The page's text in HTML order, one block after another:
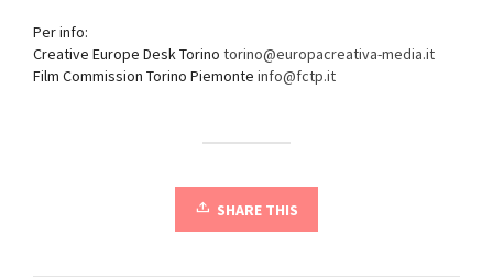
Per info:
Creative Europe Desk Torino torino@europacreativa-media.it
Film Commission Torino Piemonte info@fctp.it
SHARE THIS